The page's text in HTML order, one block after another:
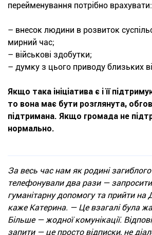
перейменування потрібно врахувати:
– внесок людини в розвиток
мирний час;
– військові здобутки;
– думку з цього приводу близьких
Якщо така ініціатива є і її
то вона має бути розглянута,
підтримана. Якщо громада не
нормально.
За весь час нам як родині загиблого
телефонували два рази —
гуманітарну допомогу та прийти на
каже Катерина. — Це взагалі була
Більше — жодної комунікації.
запити — це просто відписки, не